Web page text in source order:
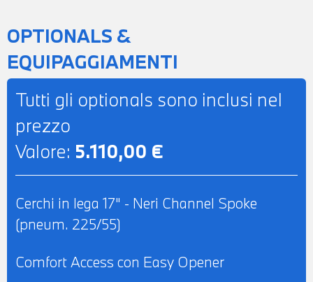
BRACCIOLO CENTRALE ANTERIORE -
POSSIBILITA' DI PROVA - POSSIBILITA' DI
PERMUTA - POSSIBILITA' DI LEASING O
IMPORTO
OPTIONALS &
EQUIPAGGIAMENTI
Tutti gli optionals sono inclusi nel
prezzo
Valore: 5.110,00 €
Cerchi in lega 17" - Neri Channel Spoke
(pneum. 225/55)
Comfort Access con Easy Opener